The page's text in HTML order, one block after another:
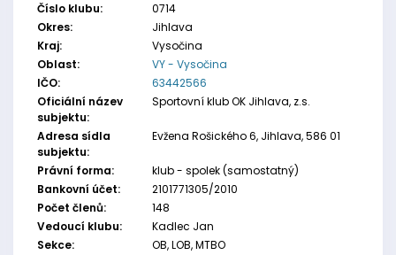
Číslo klubu:
0714
Okres:
Jihlava
Kraj:
Vysočina
Oblast:
VY - Vysočina
IČO:
63442566
Oficiální název
subjektu:
Sportovní klub OK Jihlava, z.s.
Adresa sídla
subjektu:
Evžena Rošického 6, Jihlava, 586 01
Právní forma:
klub - spolek (samostatný)
Bankovní účet:
2101771305/2010
Počet členů:
148
Vedoucí klubu:
Kadlec Jan
Sekce:
OB, LOB, MTBO